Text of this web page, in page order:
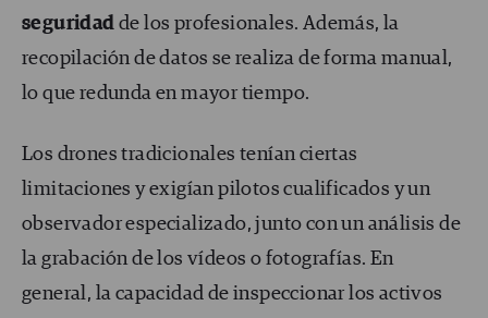
seguridad de los profesionales. Además, la
recopilación de datos se realiza de forma manual,
lo que redunda en mayor tiempo.
Los drones tradicionales tenían ciertas
limitaciones y exigían pilotos cualificados y un
observador especializado, junto con un análisis de
la grabación de los vídeos o fotografías. En
general, la capacidad de inspeccionar los activos